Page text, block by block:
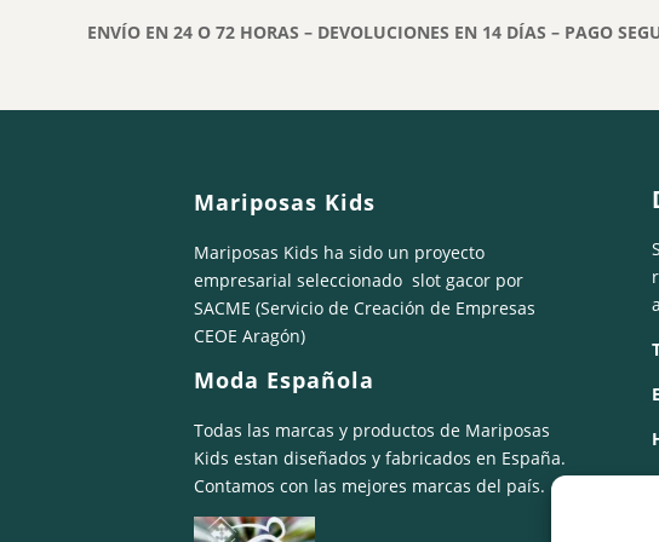
ENVÍO EN 24 O 72 HORAS – DEVOLUCIONES EN 14 DÍAS – PAGO
Mariposas Kids
Mariposas Kids ha sido un proyecto
empresarial seleccionado slot gacorpor
SACME (Servicio de Creación de Empresas
CEOE Aragón)
Moda Española
Todas las marcas y productos de Mariposas
Kids estan diseñados y fabricados en España.
Contamos con las mejores marcas del país.